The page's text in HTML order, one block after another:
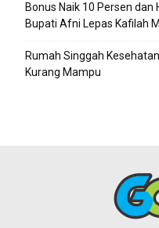
Bonus Naik 10 Persen
Bupati Afni Lepas Kafilah
Rumah Singgah
Kurang Mampu